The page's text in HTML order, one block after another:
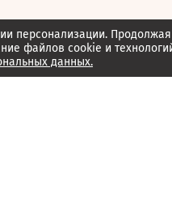
персонализации.
файлов cookie и
данных.